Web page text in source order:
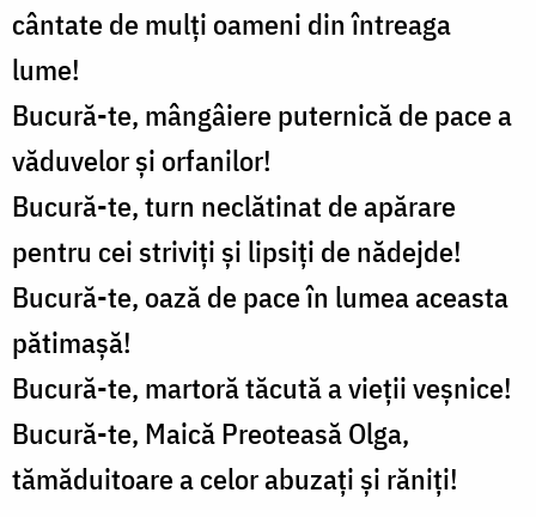
cântate de mulți oameni din întreaga
lume!
Bucură-te, mângâiere puternică de pace a
văduvelor și orfanilor!
Bucură-te, turn neclătinat de apărare
pentru cei striviți și lipsiți de nădejde!
Bucură-te, oază de pace în lumea aceasta
pătimașă!
Bucură-te, martoră tăcută a vieții veșnice!
Bucură-te, Maică Preoteasă Olga,
tămăduitoare a celor abuzați și răniți!